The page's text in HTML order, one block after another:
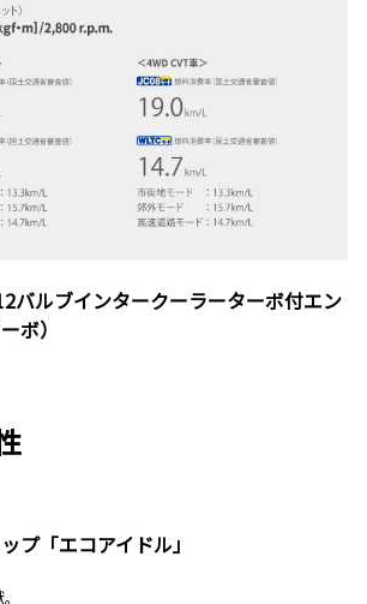
バルブインタークーラーターボ付エン
ボ）
プ「エコアイドル」